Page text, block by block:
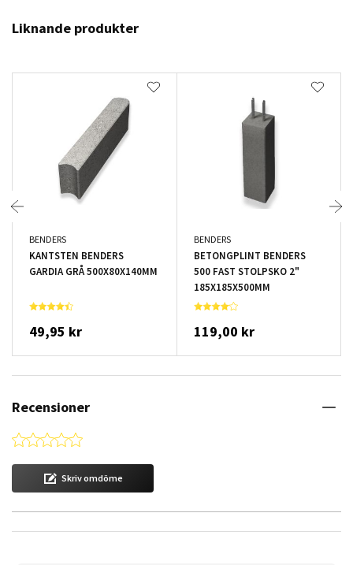
Liknande produkter
BENDERS
KANTSTEN BENDERS
GARDIA GRÅ 500X80X140MM
49,95 kr
BENDERS
BETONGPLINT BENDERS
500 FAST STOLPSKO 2"
185X185X500MM
119,00 kr
Recensioner
0.0 star rating
Skriv omdöme